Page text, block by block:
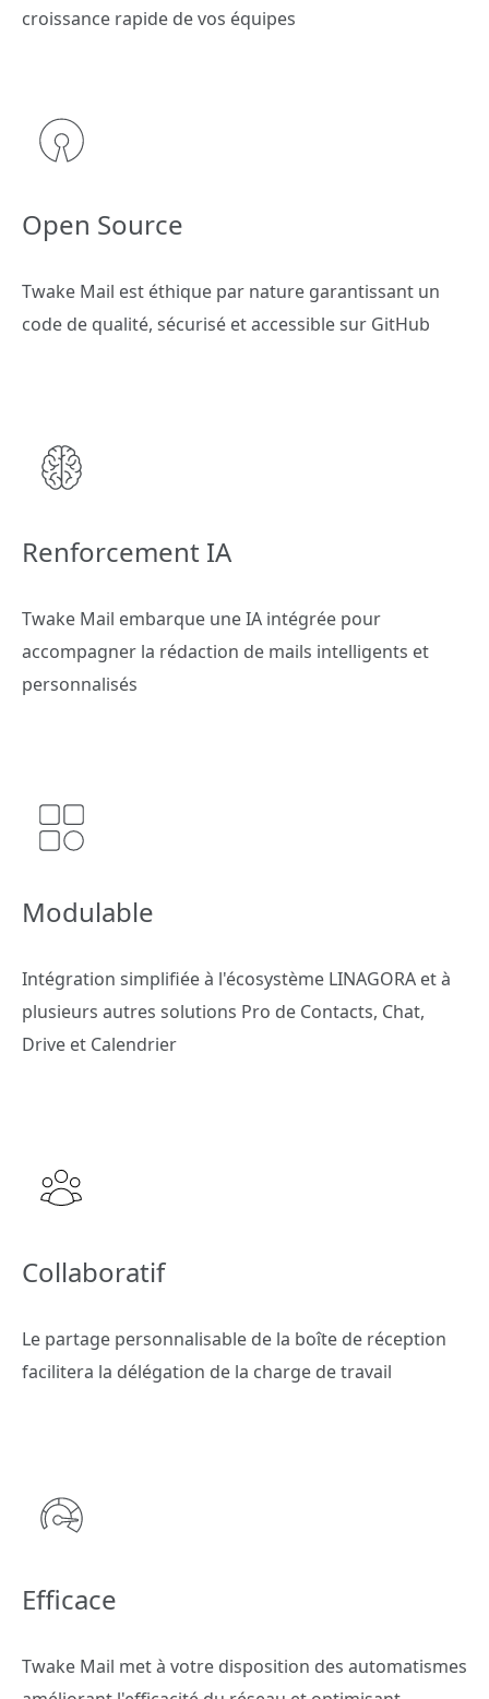
croissance rapide de vos équipes
Open Source
Twake Mail est éthique par nature garantissant un
code de qualité, sécurisé et accessible sur GitHub
Renforcement IA
Twake Mail embarque une IA intégrée pour
accompagner la rédaction de mails intelligents et
personnalisés
Modulable
Intégration simplifiée à l'écosystème LINAGORA et à
plusieurs autres solutions Pro de Contacts, Chat,
Drive et Calendrier
Collaboratif
Le partage personnalisable de la boîte de réception
facilitera la délégation de la charge de travail
Efficace
Twake Mail met à votre disposition des automatismes